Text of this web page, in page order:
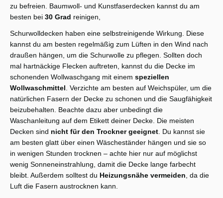
zu befreien. Baumwoll- und Kunstfaserdecken kannst du am
besten bei 30 Grad reinigen,
Schurwolldecken haben eine selbstreinigende Wirkung. Diese
kannst du am besten regelmäßig zum Lüften in den Wind nach
draußen hängen, um die Schurwolle zu pflegen. Sollten doch
mal hartnäckige Flecken auftreten, kannst du die Decke im
schonenden Wollwaschgang mit einem speziellen
Wollwaschmittel. Verzichte am besten auf Weichspüler, um die
natürlichen Fasern der Decke zu schonen und die Saugfähigkeit
beizubehalten. Beachte dazu aber unbedingt die
Waschanleitung auf dem Etikett deiner Decke. Die meisten
Decken sind nicht für den Trockner geeignet. Du kannst sie
am besten glatt über einen Wäscheständer hängen und sie so
in wenigen Stunden trocknen – achte hier nur auf möglichst
wenig Sonneneinstrahlung, damit die Decke lange farbecht
bleibt. Außerdem solltest du Heizungsnähe vermeiden, da die
Luft die Fasern austrocknen kann.